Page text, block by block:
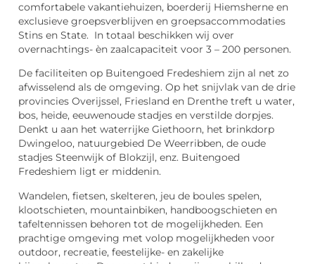
comfortabele vakantiehuizen, boerderij Hiemsherne en
exclusieve groepsverblijven en groepsaccommodaties
Stins en State. In totaal beschikken wij over
overnachtings- èn zaalcapaciteit voor 3 – 200 personen.
De faciliteiten op Buitengoed Fredeshiem zijn al net zo
afwisselend als de omgeving. Op het snijvlak van de drie
provincies Overijssel, Friesland en Drenthe treft u water,
bos, heide, eeuwenoude stadjes en verstilde dorpjes.
Denkt u aan het waterrijke Giethoorn, het brinkdorp
Dwingeloo, natuurgebied De Weerribben, de oude
stadjes Steenwijk of Blokzijl, enz. Buitengoed
Fredeshiem ligt er middenin.
Wandelen, fietsen, skelteren, jeu de boules spelen,
klootschieten, mountainbiken, handboogschieten en
tafeltennissen behoren tot de mogelijkheden. Een
prachtige omgeving met volop mogelijkheden voor
outdoor, recreatie, feestelijke- en zakelijke